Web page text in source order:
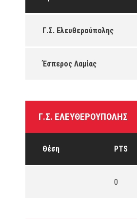
Γ.Σ. Ελευθερούπολης
Έσπερος Λαμίας
Γ.Σ. ΕΛΕΥΘΕΡΟΎΠΟΛΗΣ
Θέση PTS
0